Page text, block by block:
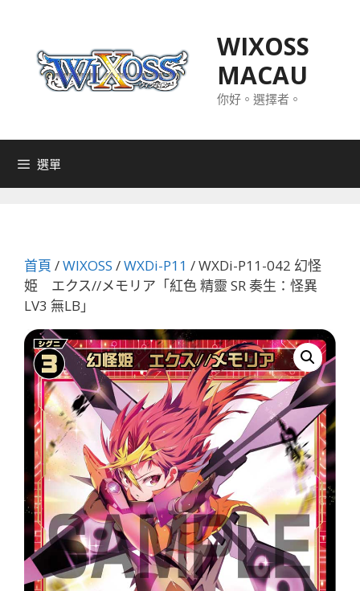
WIXOSS
MACAU
你好。選擇者。
選單
首頁 /WIXOSS /WXDi-P11 / WXDi-P11-042 幻怪
姫 エクス//メモリア「紅色 精靈 SR 奏生：怪異
LV3 無LB」